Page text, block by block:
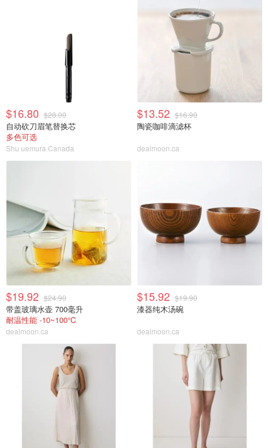
$16.80 $28.00
自动砍刀眉笔替换芯
多色可选
Shu uemura Canada
$13.52 $16.90
陶瓷咖啡滴滤杯
dealmoon.ca
$19.92 $24.90
带盖玻璃水壶 700毫升
耐温性能 -10~100℃
dealmoon.ca
$15.92 $19.90
漆器纯木汤碗
dealmoon.ca